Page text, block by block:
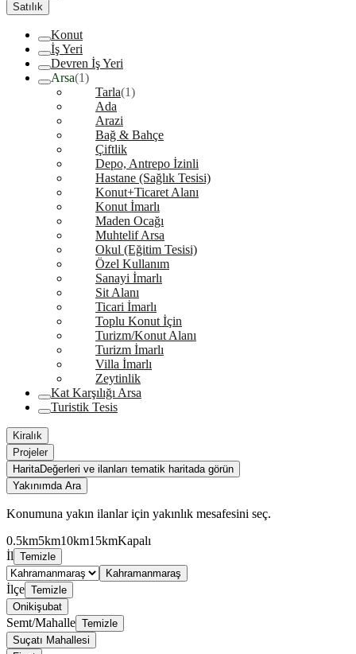
Satılık
Konut
İş Yeri
Devren İş Yeri
Arsa(1)
Tarla(1)
Ada
Arazi
Bağ & Bahçe
Çiftlik
Depo, Antrepo İzinli
Hastane (Sağlık Tesisi)
Konut+Ticaret Alanı
Konut İmarlı
Maden Ocağı
Muhtelif Arsa
Okul (Eğitim Tesisi)
Özel Kullanım
Sanayi İmarlı
Sit Alanı
Ticari İmarlı
Toplu Konut İçin
Turizm/Konut Alanı
Turizm İmarlı
Villa İmarlı
Zeytinlik
Kat Karşılığı Arsa
Turistik Tesis
Kiralık
Projeler
HaritaDeğerleri ve ilanları tematik haritada görün
Yakınımda Ara
Konumuna yakın ilanlar için yakınlık mesafesini seç.
0.5km5km10km15kmKapalı
İl Temizle
Kahramanmaraş
İlçe Temizle
Onikişubat
Semt/Mahalle Temizle
Suçatı Mahallesi